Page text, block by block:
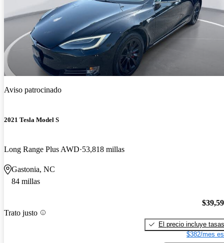
Aviso patrocinado
2021 Tesla Model S
Long Range Plus AWD 53,818 millas
Gastonia, NC
84 millas
Trato justo
El precio incluye tasas
$382/mes